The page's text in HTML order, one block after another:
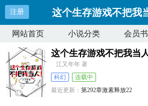
注册 这个生存游戏不把我
网站首页 小说分类 会员
这个生存游戏不把我当
江又年年 著
科幻
连载中
最近更新：第292章激素释放22